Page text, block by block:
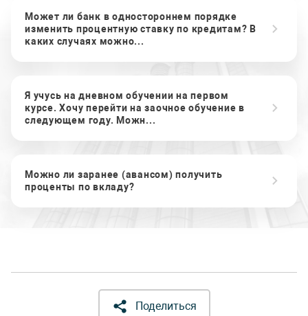
Может ли банк в одностороннем порядке
изменить процентную ставку по кредитам? В
каких случаях можно...
Я учусь на дневном обучении на первом
курсе. Хочу перейти на заочное обучение в
следующем году. Можн...
Можно ли заранее (авансом) получить
проценты по вкладу?
Поделиться